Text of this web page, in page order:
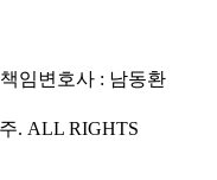
임변호사 : 남동환
. ALL RIGHTS